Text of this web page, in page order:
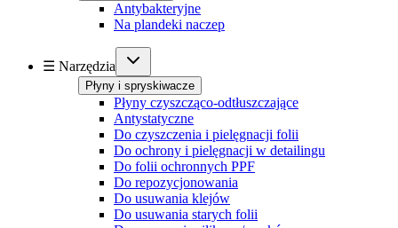
Antybakteryjne
Na plandeki naczep
☰ Narzędzia
Płyny i spryskiwacze
Płyny czyszcząco-odtłuszczające
Antystatyczne
Do czyszczenia i pielęgnacji folii
Do ochrony i pielęgnacji w detailingu
Do folii ochronnych PPF
Do repozycjonowania
Do usuwania klejów
Do usuwania starych folii